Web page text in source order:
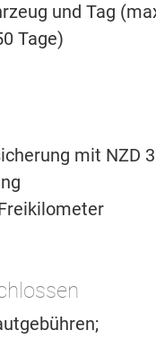
und Tag
Tage)
mit NZD